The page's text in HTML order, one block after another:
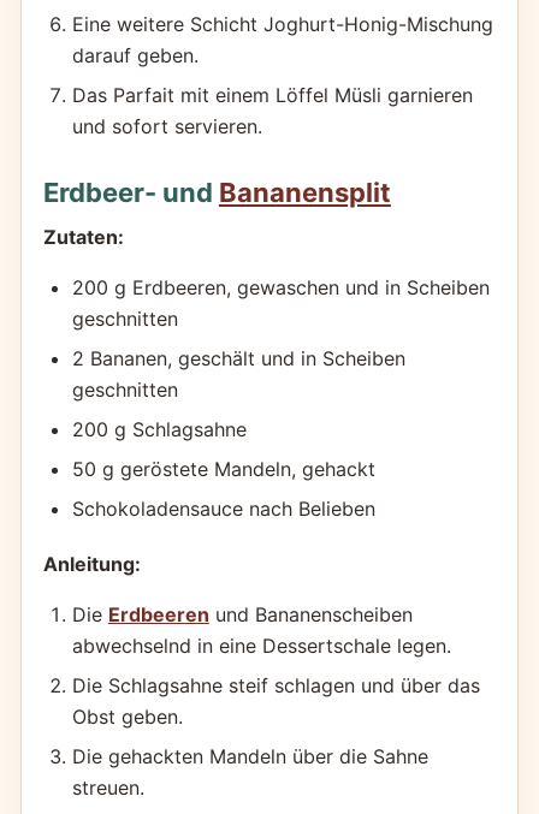
Eine weitere Schicht Joghurt-Honig-Mischung
darauf geben.
Das Parfait mit einem Löffel Müsli garnieren
und sofort servieren.
Erdbeer- und Bananensplit
Zutaten:
200 g Erdbeeren, gewaschen und in Scheiben
geschnitten
2 Bananen, geschält und in Scheiben
geschnitten
200 g Schlagsahne
50 g geröstete Mandeln, gehackt
Schokoladensauce nach Belieben
Anleitung:
Die Erdbeeren und Bananenscheiben
abwechselnd in eine Dessertschale legen.
Die Schlagsahne steif schlagen und über das
Obst geben.
Die gehackten Mandeln über die Sahne
streuen.